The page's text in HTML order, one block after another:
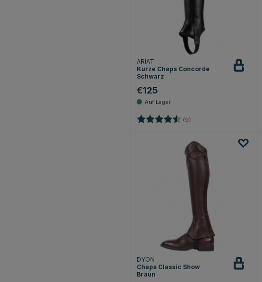
ARIAT
Kurze Chaps Concorde
Schwarz
€125
Bewertung: (9)
DYON
Chaps Classic Show
Braun